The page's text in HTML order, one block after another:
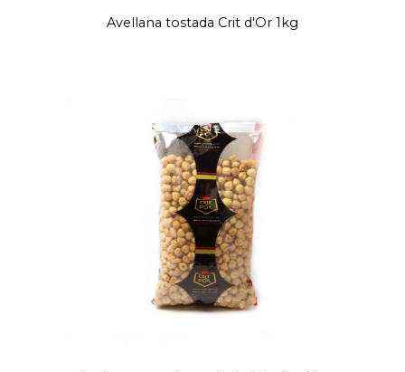
Avellana tostada Crit d'Or 1kg